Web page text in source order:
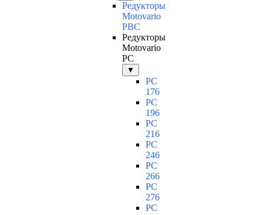
Редукторы
Motovario
PBC
Редукторы
Motovario
PC
▼
PC
176
PC
196
PC
216
PC
246
PC
266
PC
276
PC